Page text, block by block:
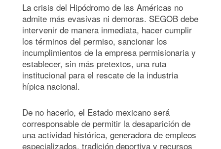
La crisis del Hipódromo de las Américas no
admite más evasivas ni demoras. SEGOB debe
intervenir de manera inmediata, hacer cumplir
los términos del permiso, sancionar los
incumplimientos de la empresa permisionaria y
establecer, sin más pretextos, una ruta
institucional para el rescate de la industria
hípica nacional.
De no hacerlo, el Estado mexicano será
corresponsable de permitir la desaparición de
una actividad histórica, generadora de empleos
especializados, tradición deportiva y recursos